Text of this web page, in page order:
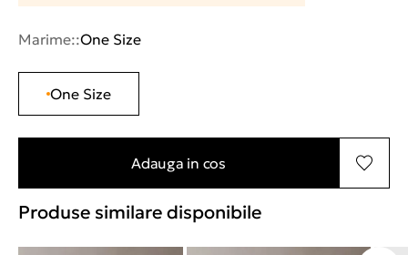
Marime::One Size
One Size
Adauga in cos
Produse similare disponibile